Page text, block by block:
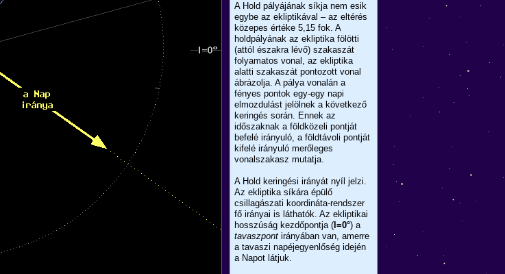
A Hold pályájának síkja nem esik
egybe az ekliptikával – az eltérés
közepes értéke 5,15 fok. A
holdpályának az ekliptika fölötti
(attól északra lévő) szakaszát
folyamatos vonal, az ekliptika
alatti szakaszát pontozott vonal
ábrázolja. A pálya vonalán a
fényes pontok egy-egy napi
elmozdulást jelölnek a következő
keringés során. Ennek az
időszaknak a földközeli pontját
befelé irányuló, a földtávoli pontját
kifelé irányuló merőleges
vonalszakasz mutatja.
A Hold keringési irányát nyíl jelzi.
Az ekliptika síkára épülő
csillagászati koordináta-rendszer
fő irányai is láthatók. Az ekliptikai
hosszúság kezdőpontja (l=0°) a
tavaszpontirányában van, amerre
a tavaszi napéjegyenlőség idején
a Napot látjuk.